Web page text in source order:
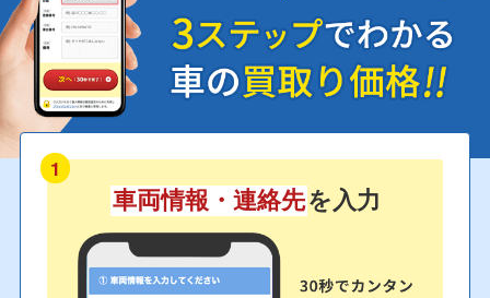
1
車両情報・連絡先を入力